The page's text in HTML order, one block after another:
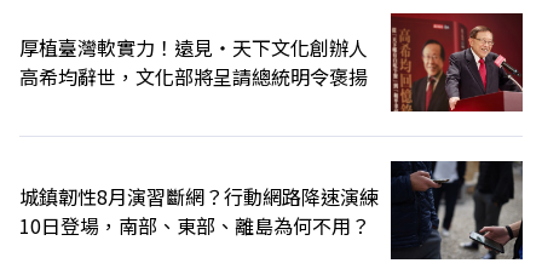
厚植臺灣軟實力！遠見‧天下文化創辦人
高希均辭世，文化部將呈請總統明令褒揚
城鎮韌性8月演習斷網？行動網路降速演練
10日登場，南部、東部、離島為何不用？